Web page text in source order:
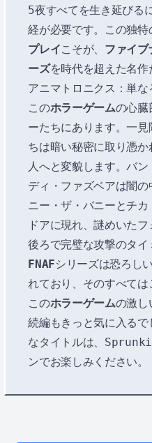
5夜すべてを生き延びる
経が必要です。この独特
プレイこそが、 ファイブ
ーズを時代を超えた名作
アニマトロニクス：単
このホラーゲームの心臓
ーたちにあります。一
ちは暗い秘密に取り憑
人へと変貌します。バ
ディ・ファズベアは闇
ニー・ザ・バニーとチ
ドアに現れ、謎めいた
後ろで完璧な攻撃のタイ
FNAFシリーズは恐ろし
れており、そのすべては
このホラーゲームの激し
続編もきっと気に入る
なタイトルは、
ンでお楽しみください。